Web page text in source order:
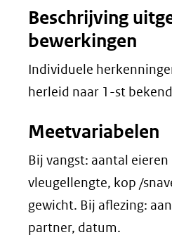
Beschrijving
bewerkingen
Individuele
herleid naar 1-st
Meetvariabelen
Bij vangst: aantal eieren
vleugellengte, kop /
gewicht. Bij aflezing:
partner, datum.